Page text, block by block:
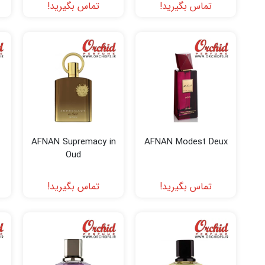
تماس بگیرید! تماس بگیرید!
AFNAN Modest Deux
تماس بگیرید!
AFNAN Supremacy in
Oud
تماس بگیرید!